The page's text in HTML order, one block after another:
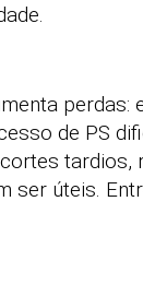
perdas:
de PS
tardios,
ser úteis.